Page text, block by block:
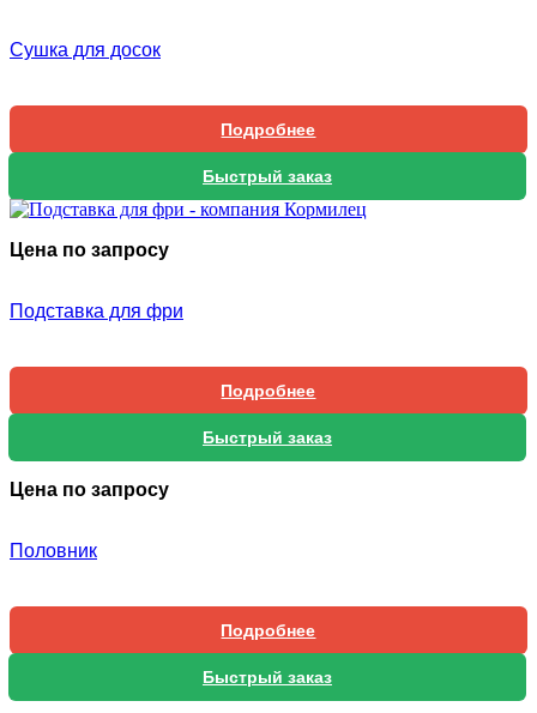
Сушка для досок
Подробнее
Быстрый заказ
Цена по запросу
Подставка для фри
Подробнее
Быстрый заказ
Цена по запросу
Половник
Подробнее
Быстрый заказ